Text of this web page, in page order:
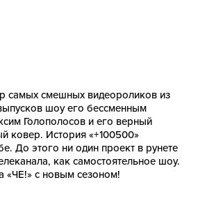
самых смешных видеороликов из
шоу его бессменным
Голополосов и его верный
ковер. История «+100500»
До этого ни один проект в рунете
как самостоятельное шоу.
«ЧЕ!» с новым сезоном!